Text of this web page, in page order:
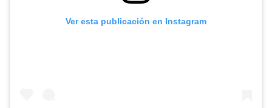
Ver esta publicación en Instagram